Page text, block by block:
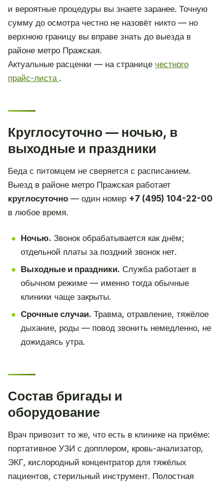
и вероятные процедуры вы знаете заранее. Точную
сумму до осмотра честно не назовёт никто — но
верхнюю границу вы вправе знать до выезда в
районе метро Пражская.
Актуальные расценки — на странице честного
прайс-листа .
Круглосуточно — ночью, в
выходные и праздники
Беда с питомцем не сверяется с расписанием.
Выезд в районе метро Пражская работает
круглосуточно — один номер +7 (495) 104-22-00
в любое время.
Ночью. Звонок обрабатывается как днём;
отдельной платы за поздний звонок нет.
Выходные и праздники. Служба работает в
обычном режиме — именно тогда обычные
клиники чаще закрыты.
Срочные случаи. Травма, отравление, тяжёлое
дыхание, роды — повод звонить немедленно, не
дожидаясь утра.
Состав бригады и
оборудование
Врач привозит то же, что есть в клинике на приёме:
портативное УЗИ с допплером, кровь-анализатор,
ЭКГ, кислородный концентратор для тяжёлых
пациентов, стерильный инструмент. Полостная